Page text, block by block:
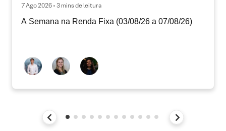
7 Ago 2026 • 3 mins de leitura
A Semana na Renda Fixa (03/08/26 a 07/08/26)